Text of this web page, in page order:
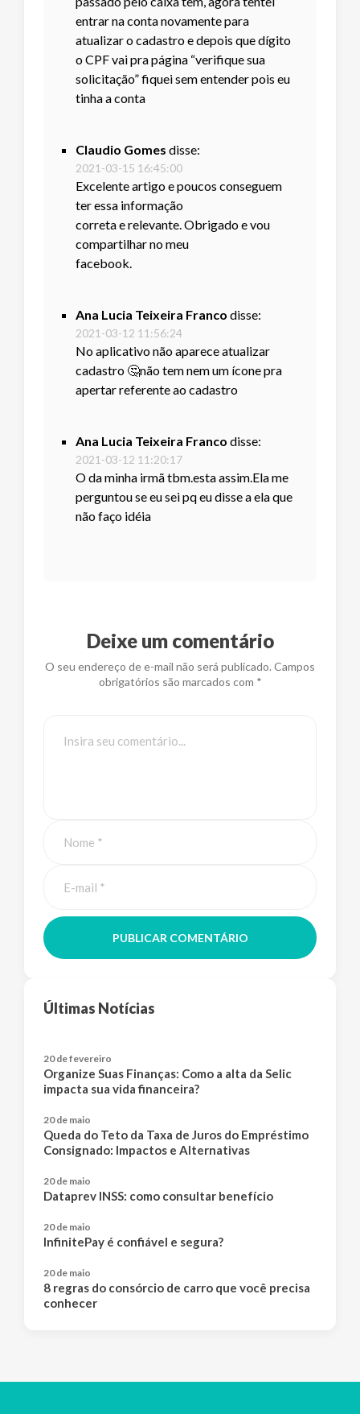
entrar na conta novamente para
atualizar o cadastro e depois que dígito
o CPF vai pra página “verifique sua
solicitação” fiquei sem entender pois eu
tinha a conta
Claudio Gomes disse:
2021-03-15 16:45:00
Excelente artigo e poucos conseguem
ter essa informação
correta e relevante. Obrigado e vou
compartilhar no meu
facebook.
Ana Lucia Teixeira Franco disse:
2021-03-12 11:56:24
No aplicativo não aparece atualizar
cadastro 🤔não tem nem um ícone pra
apertar referente ao cadastro
Ana Lucia Teixeira Franco disse:
2021-03-12 11:20:17
O da minha irmã tbm.esta assim.Ela me
perguntou se eu sei pq eu disse a ela que
não faço idéia
Deixe um comentário
O seu endereço de e-mail não será publicado. Campos
obrigatórios são marcados com *
PUBLICAR COMENTÁRIO
Últimas Notícias
20 de fevereiro
Organize Suas Finanças: Como a alta da Selic
impacta sua vida financeira?
20 de maio
Queda do Teto da Taxa de Juros do Empréstimo
Consignado: Impactos e Alternativas
20 de maio
Dataprev INSS: como consultar benefício
20 de maio
InfinitePay é confiável e segura?
20 de maio
8 regras do consórcio de carro que você precisa
conhecer